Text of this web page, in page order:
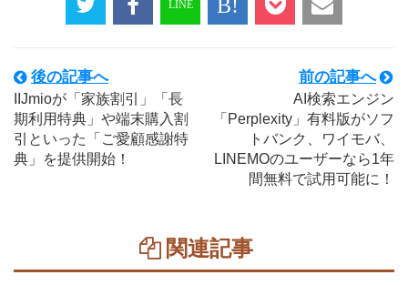
後の記事へ
IIJmioが「家族割引」「長
期利用特典」や端末購入割
引といった「ご愛顧感謝特
典」を提供開始！
前の記事へ
AI検索エンジン
「Perplexity」有料版がソフ
トバンク、ワイモバ、
LINEMOのユーザーなら1年
間無料で試用可能に！
関連記事